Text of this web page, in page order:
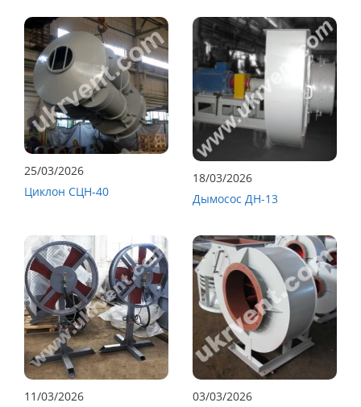
25/03/2026
Циклон СЦН-40
18/03/2026
Дымосос ДН-13
11/03/2026
03/03/2026